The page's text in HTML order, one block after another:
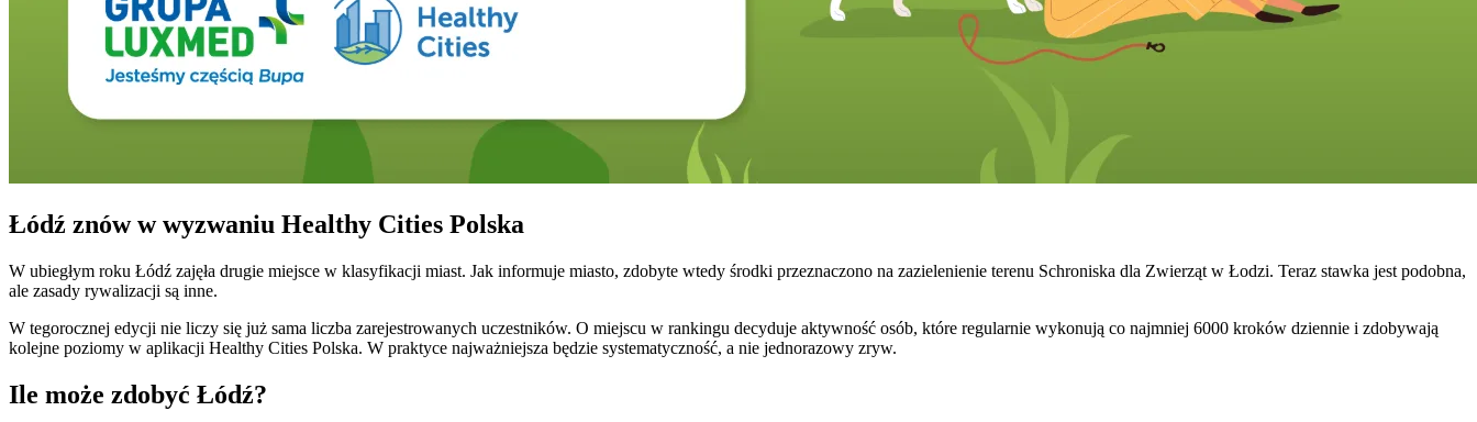
Łódź znów w wyzwaniu Healthy Cities Polska
W ubiegłym roku Łódź zajęła drugie miejsce w klasyfikacji miast. Jak informuje miasto, zdobyte wtedy środki przeznaczono na zazielenienie terenu Schroniska dla Zwierząt w Łodzi. Teraz stawka jest podobna,
ale zasady rywalizacji są inne.
W tegorocznej edycji nie liczy się już sama liczba zarejestrowanych uczestników. O miejscu w rankingu decyduje aktywność osób, które regularnie wykonują co najmniej 6000 kroków dziennie i zdobywają
kolejne poziomy w aplikacji Healthy Cities Polska. W praktyce najważniejsza będzie systematyczność, a nie jednorazowy zryw.
Ile może zdobyć Łódź?